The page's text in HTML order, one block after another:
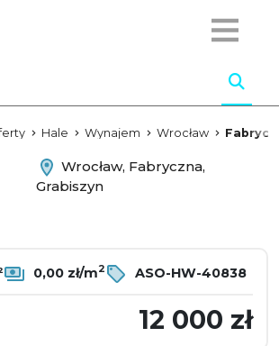
Hale Wynajem Wrocław
Wrocław, Fabryczna,
Grabiszyn
0,00 zł/m2 ASO-HW-40838
12 000 zł